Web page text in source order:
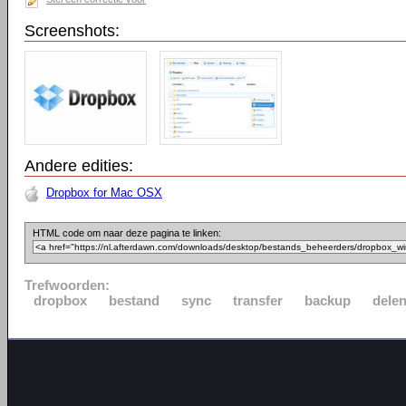
Screenshots:
Andere edities:
Dropbox for Mac OSX
HTML code om naar deze pagina te linken:
Trefwoorden:
dropbox
bestand sync transfer backup delen